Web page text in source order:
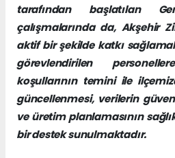
tarafından başlatılan
çalışmalarında da, Akşehir
aktif bir şekilde katkı
görevlendirilen
koşullarının temini ile
güncellenmesi, verilerin
ve üretim planlamasının
bir destek sunulmaktadır.